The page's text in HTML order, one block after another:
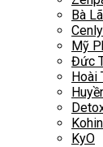
Bà
Cenly
Mỹ
Đức
Hoài
KyO